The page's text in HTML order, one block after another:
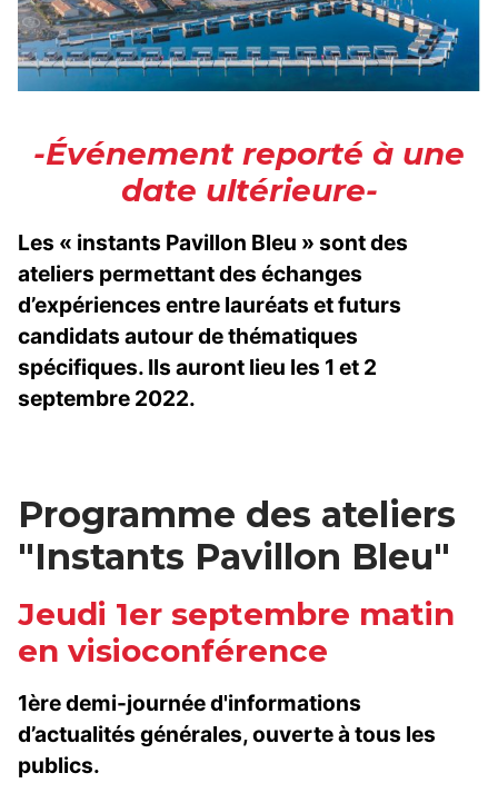
-Événement reporté à une
date ultérieure-
Les « instants Pavillon Bleu » sont des
ateliers permettant des échanges
d’expériences entre lauréats et futurs
candidats autour de thématiques
spécifiques. Ils auront lieu les 1 et 2
septembre 2022.
Programme des ateliers
"Instants Pavillon Bleu"
Jeudi 1er septembre matin
en visioconférence
1ère demi-journée d'informations
d’actualités générales, ouverte à tous les
publics.